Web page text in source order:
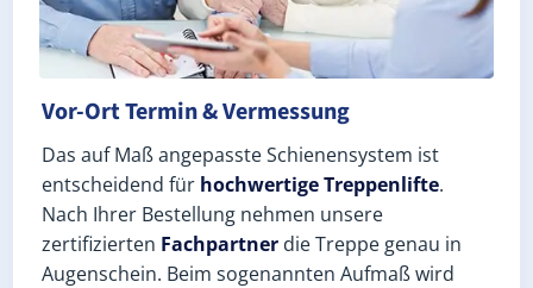
Vor-Ort Termin & Vermessung
Das auf Maß angepasste Schienensystem ist
entscheidend für hochwertige Treppenlifte.
Nach Ihrer Bestellung nehmen unsere
zertifizierten Fachpartner die Treppe genau in
Augenschein. Beim sogenannten Aufmaß wird